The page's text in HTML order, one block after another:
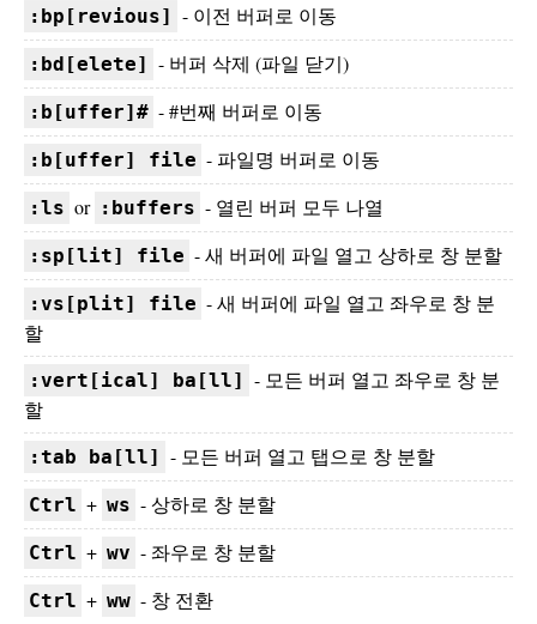
:bp[revious] - 이전 버퍼로 이동
:bd[elete] - 버퍼 삭제 (파일 닫기)
:b[uffer]# - #번째 버퍼로 이동
:b[uffer] file - 파일명 버퍼로 이동
:ls or :buffers - 열린 버퍼 모두 나열
:sp[lit] file - 새 버퍼에 파일 열고 상하로 창 분할
:vs[plit] file - 새 버퍼에 파일 열고 좌우로 창 분
할
:vert[ical] ba[ll] - 모든 버퍼 열고 좌우로 창 분
할
:tab ba[ll] - 모든 버퍼 열고 탭으로 창 분할
Ctrl + ws - 상하로 창 분할
Ctrl + wv - 좌우로 창 분할
Ctrl + ww - 창 전환